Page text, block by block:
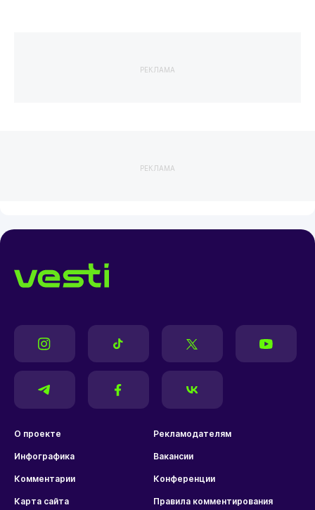
РЕКЛАМА
РЕКЛАМА
О проекте Рекламодателям
Инфографика Вакансии
Комментарии Конференции
Карта сайта Правила комментирования